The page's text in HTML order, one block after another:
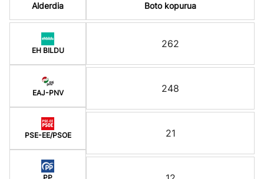
Alderdia
EH BILDU
EAJ-PNV
PSE-EE/PSOE
PP
Boto kopurua
262
248
21